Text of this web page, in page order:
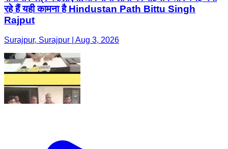
रहे हैं यही कामना है Hindustan Path Bittu Singh
Rajput
Surajpur, Surajpur | Aug 3, 2026